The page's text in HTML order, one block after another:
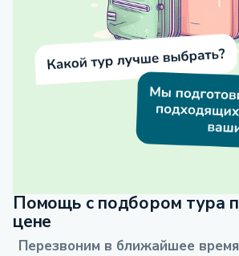
Помощь с подбором тура
цене
Перезвоним в ближайшее время